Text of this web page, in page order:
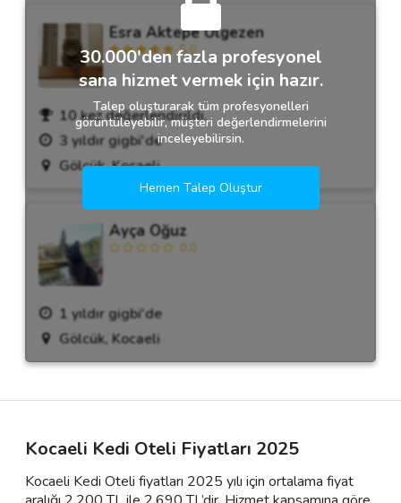
Esra Aktepe Ülgezen
5.0
10 kez değerlendirildi.
3 yıldır gigbi'de
Gölcük, Kocaeli
Ayça Oğuz
0.0
1 yıldır gigbi'de
Gölcük, Kocaeli
30.000'den fazla profesyonel
sana hizmet vermek için hazır.
Talep oluşturarak tüm profesyonelleri
görüntüleyebilir, müşteri değerlendirmelerini
inceleyebilirsin.
Hemen Talep Oluştur
Kocaeli Kedi Oteli Fiyatları 2025
Kocaeli Kedi Oteli fiyatları 2025 yılı için ortalama fiyat